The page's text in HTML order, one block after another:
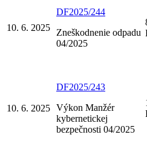
10. 6. 2025
DF2025/244
Zneškodnenie odpadu
04/2025
10. 6. 2025
DF2025/243
Výkon Manžér
kybernetickej
bezpečnosti 04/2025